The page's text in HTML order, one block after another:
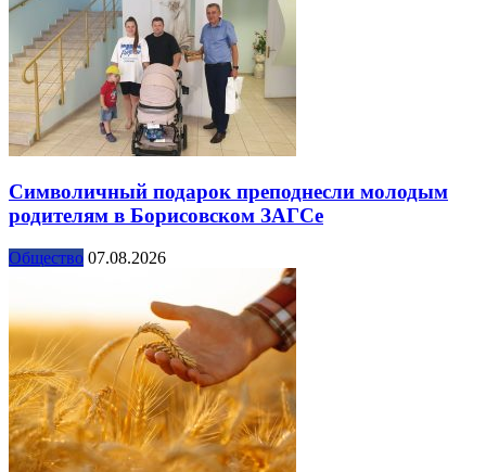
Символичный подарок преподнесли молодым
родителям в Борисовском ЗАГСе
Общество 07.08.2026